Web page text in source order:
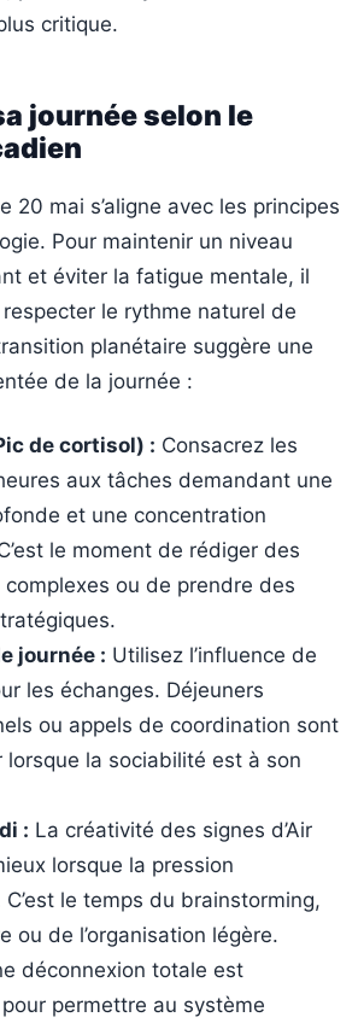
critique.
journée selon le
20 mai s’aligne avec les principes
Pour maintenir un niveau
et éviter la fatigue mentale, il
le rythme naturel de
planétaire suggère une
de la journée :
de cortisol) : Consacrez les
aux tâches demandant une
et une concentration
le moment de rédiger des
ou de prendre des
journée : Utilisez l’influence de
les échanges. Déjeuners
ou appels de coordination sont
lorsque la sociabilité est à son
: La créativité des signes d’Air
lorsque la pression
le temps du brainstorming,
ou de l’organisation légère.
déconnexion totale est
permettre au système